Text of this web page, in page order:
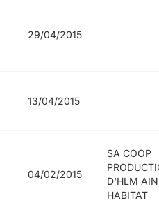
29/04/2015
13/04/2015
04/02/2015
SA COOP
D'HLM AIN
HABITAT